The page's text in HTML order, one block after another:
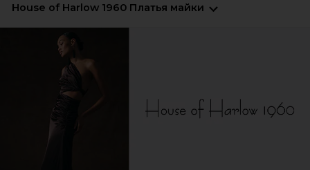
House of Harlow 1960 Платья майки